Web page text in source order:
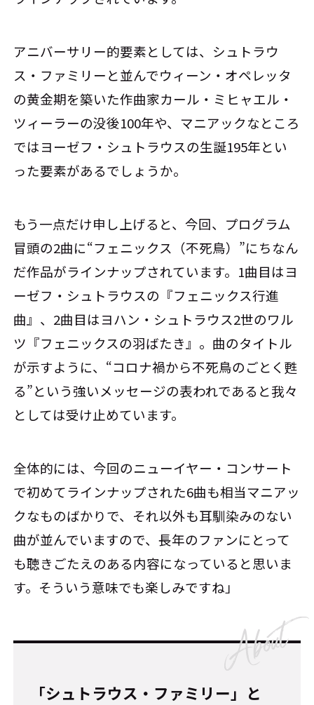
アニバーサリー的要素としては、シュトラウ
ス・ファミリーと並んでウィーン・オペレッタ
の黄金期を築いた作曲家カール・ミヒャエル・
ツィーラーの没後100年や、マニアックなところ
ではヨーゼフ・シュトラウスの生誕195年とい
った要素があるでしょうか。
もう一点だけ申し上げると、今回、プログラム
冒頭の2曲に“フェニックス（不死鳥）”にちなん
だ作品がラインナップされています。1曲目はヨ
ーゼフ・シュトラウスの『フェニックス行進
曲』、2曲目はヨハン・シュトラウス2世のワル
ツ『フェニックスの羽ばたき』。曲のタイトル
が示すように、“コロナ禍から不死鳥のごとく甦
る”という強いメッセージの表われであると我々
としては受け止めています。
全体的には、今回のニューイヤー・コンサート
で初めてラインナップされた6曲も相当マニアッ
クなものばかりで、それ以外も耳馴染みのない
曲が並んでいますので、長年のファンにとって
も聴きごたえのある内容になっていると思いま
す。そういう意味でも楽しみですね」
「シュトラウス・ファミリー」と